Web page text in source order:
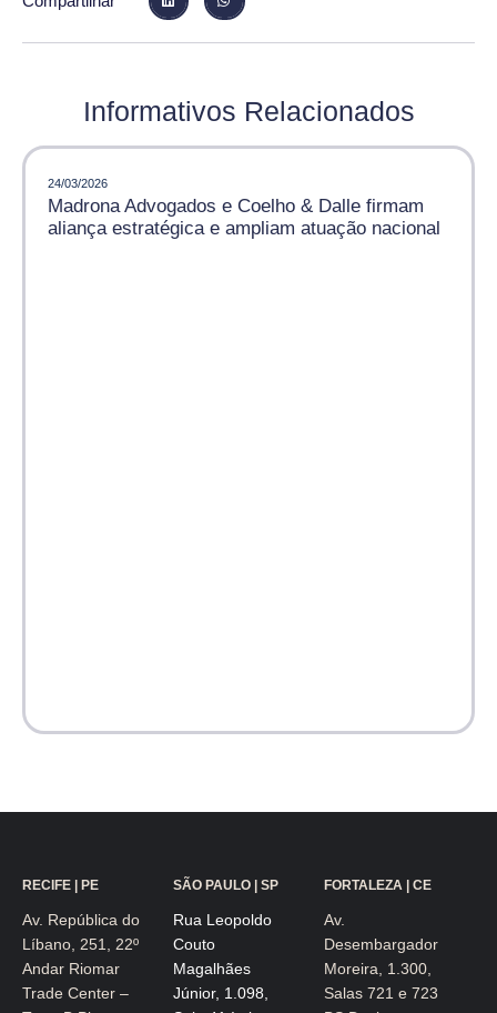
Informativos Relacionados
24/03/2026
Madrona Advogados e Coelho & Dalle firmam
aliança estratégica e ampliam atuação nacional
RECIFE | PE
Av. República do
Líbano, 251, 22º
Andar Riomar
Trade Center –
SÃO PAULO | SP
Rua Leopoldo
Couto
Magalhães
Júnior, 1.098,
FORTALEZA | CE
Av.
Desembargador
Moreira, 1.300,
Salas 721 e 723